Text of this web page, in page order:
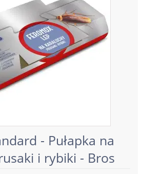
- Pułapka na
i rybiki - Bros